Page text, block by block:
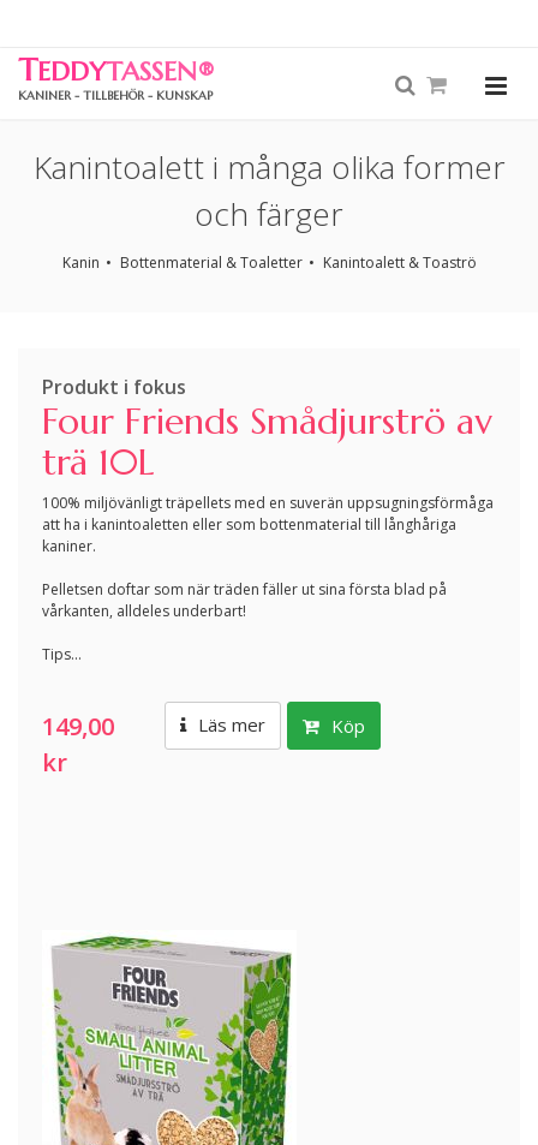
TEDDYTASSEN®
KANINER - TILLBEHÖR - KUNSKAP
Kanintoalett i många olika former
och färger
Kanin Bottenmaterial & Toaletter Kanintoalett & Toaströ
Produkt i fokus
Four Friends Smådjurströ av
trä 10L
100% miljövänligt träpellets med en suverän uppsugningsförmåga
att ha i kanintoaletten eller som bottenmaterial till långhåriga
kaniner.
Pelletsen doftar som när träden fäller ut sina första blad på
vårkanten, alldeles underbart!
Tips...
149,00
kr
Läs mer Köp